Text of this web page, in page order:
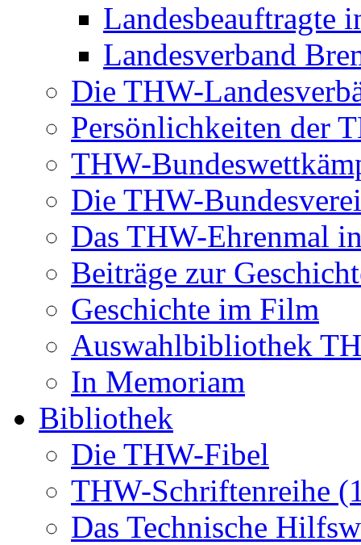
Landesbeauftragte
Landesverband
Die THW-
Persönlichkeiten der
THW-
Die THW-
Das THW-Ehrenmal
Beiträge zur
Geschichte im Film
Auswahlbibliothek
In Memoriam
Bibliothek
Die THW-Fibel
THW-Schriftenreihe
Das Technische